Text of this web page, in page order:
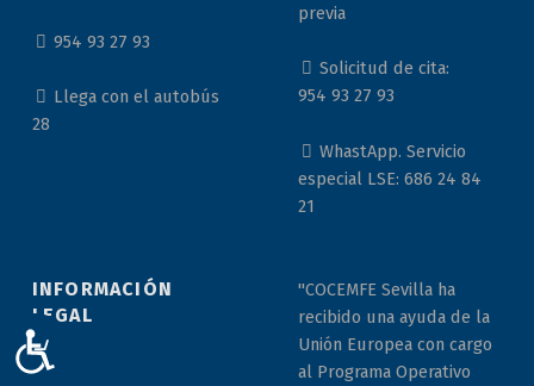
954 93 27 93
Llega con el autobús
28
previa
Solicitud de cita:
954 93 27 93
WhastApp. Servicio
especial LSE: 686 24 84
21
INFORMACIÓN
LEGAL
"COCEMFE Sevilla ha
recibido una ayuda de la
Unión Europea con cargo
al Programa Operativo